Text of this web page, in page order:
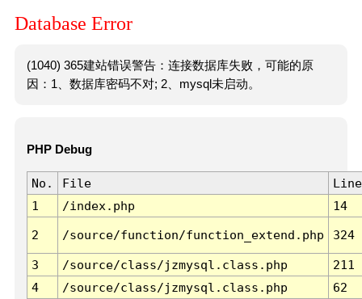
Database Error
(1040) 365建站错误警告：连接数据库失败，可能的原
因：1、数据库密码不对; 2、mysql未启动。
PHP Debug
No. File
Line
1
/index.php 14
2 /source/function/function_extend.php 324
3 /source/class/jzmysql.class.php
211
4
/source/class/jzmysql.class.php
62